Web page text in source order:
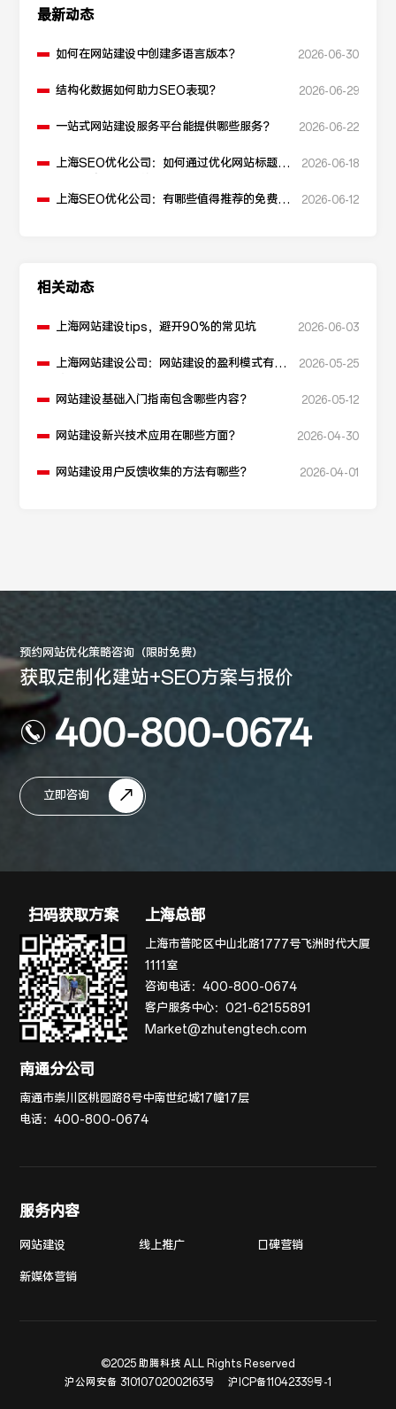
最新动态
如何在网站建设中创建多语言版本？ 2026-06-30
结构化数据如何助力SEO表现？ 2026-06-29
一站式网站建设服务平台能提供哪些服务？ 2026-06-22
上海SEO优化公司：如何通过优化网站标题提
2026-06-18
上海SEO优化公司：有哪些值得推荐的免费
2026-06-12
相关动态
上海网站建设tips，避开90%的常见坑 2026-06-03
上海网站建设公司：网站建设的盈利模式有哪
2026-05-25
网站建设基础入门指南包含哪些内容？ 2026-05-12
网站建设新兴技术应用在哪些方面？ 2026-04-30
网站建设用户反馈收集的方法有哪些？ 2026-04-01
预约网站优化策略咨询（限时免费）
获取定制化建站+SEO方案与报价
400-800-0674
立即咨询
扫码获取方案 上海总部
上海市普陀区中山北路1777号飞洲时代大厦
1111室
咨询电话：400-800-0674
客户服务中心：021-62155891
Market@zhutengtech.com
南通分公司
南通市崇川区桃园路8号中南世纪城17幢17层
电话：400-800-0674
服务内容
网站建设 线上推广 口碑营销
新媒体营销
©2025 助腾科技 ALL Rights Reserved
沪公网安备 31010702002163号
沪ICP备11042339号-1